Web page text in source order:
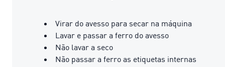
Virar do avesso para secar na máquina
Lavar e passar a ferro do avesso
Não lavar a seco
Não passar a ferro as etiquetas internas